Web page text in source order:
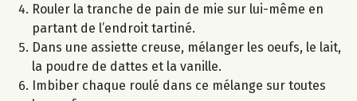
Rouler la tranche de pain de mie sur lui-même en
partant de l’endroit tartiné.
Dans une assiette creuse, mélanger les oeufs, le lait,
la poudre de dattes et la vanille.
Imbiber chaque roulé dans ce mélange sur toutes